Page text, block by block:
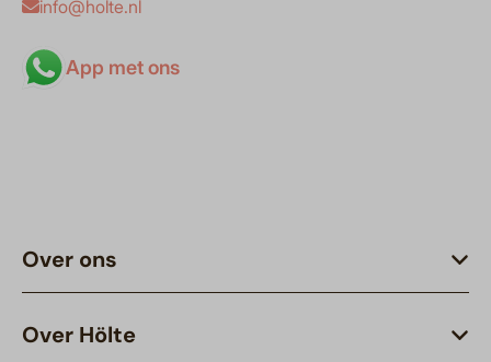
info@holte.nl
App met ons
Over ons
Over Hölte